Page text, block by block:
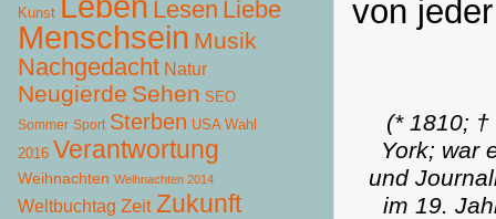
von
(* 1810;
York; war
und
im 19.
Kunst Lesen Liebe
Menschsein Musik
Nachgedacht Natur
Neugierde Sehen SEO
Sommer Sport Sterben USA Wahl
2016 Verantwortung
Weihnachten Weihnachten 2014
Weltbuchtag Zeit Zukunft